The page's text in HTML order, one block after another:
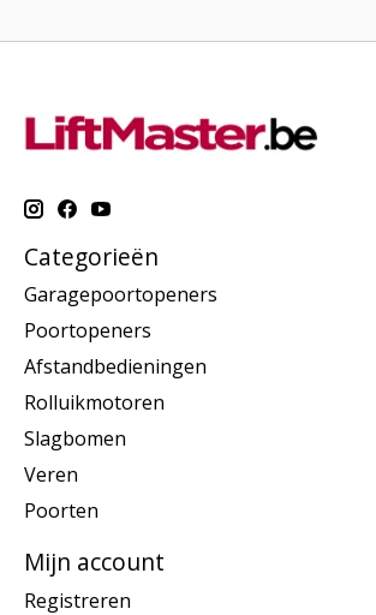
Categorieën
Garagepoortopeners
Poortopeners
Afstandbedieningen
Rolluikmotoren
Slagbomen
Veren
Poorten
Mijn account
Registreren